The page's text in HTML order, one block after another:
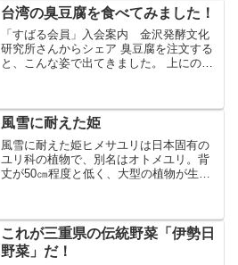
白書」。第1回の今回は、「多発した自然
災害からの復旧・復...
台湾の臭豆腐を食べてみました！
「すばる会員」入会案内 金沢発酵文化
研究所さんからシェア 臭豆腐を注文する
と、こんな姿で出てきました。 上にのっ
台湾元ですから、大体１６０円くらい。
一見すると油揚...
風雪に耐えた姫
風雪に耐えた姫ヒメサユリは日本固有の
ユリ科の植物で、別名はオトメユリ。背
丈が50㎝程度と低く、大型の植物が生い
豪雪地帯の山々にだけ咲...
これが三重県の伝統野菜「伊勢日
野菜」だ！